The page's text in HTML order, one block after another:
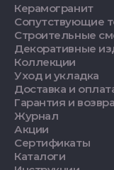
Керамогранит
Сопутствующие
Строительные
Декоративные
Коллекции
Уход и укладка
Доставка и
Гарантия и
Журнал
Акции
Сертификаты
Каталоги